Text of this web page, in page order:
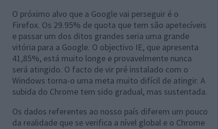
O próximo alvo que a Google vai perseguir é o
Firefox. Os 29.95% de quota que tem são apetecíveis
e passar um dos ditos grandes seria uma grande
vitória para a Google. O objectivo IE, que apresenta
41,85%, está muito longe e provavelmente nunca
será atingido. O facto de vir pré instalado com o
Windows torna-o uma meta muito difícil de atingir. A
subida do Chrome tem sido gradual, mas sustentada.
Os dados referentes ao nosso país diferem um pouco
da realidade que se verifica a nível global e o Chrome